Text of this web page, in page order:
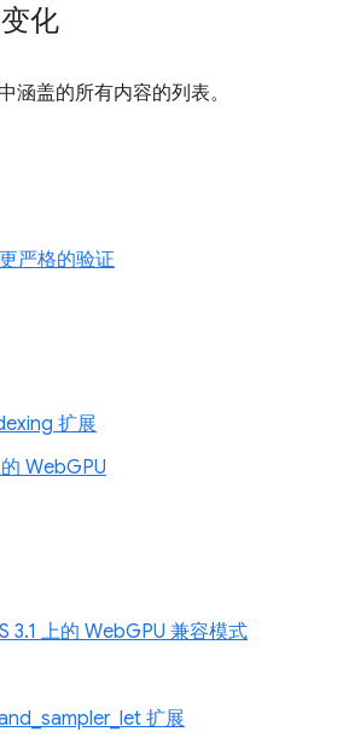
化
涵盖的所有内容的列表。
严格的验证
扩展
WebGPU
3.1 上的 WebGPU 兼容模式
扩展